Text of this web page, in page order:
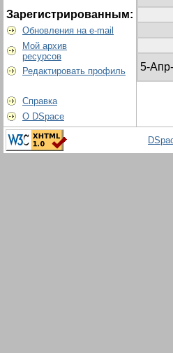
Зарегистрированным:
Обновления на e-mail
Мой архив
ресурсов
Редактировать профиль
Справка
О DSpace
5-